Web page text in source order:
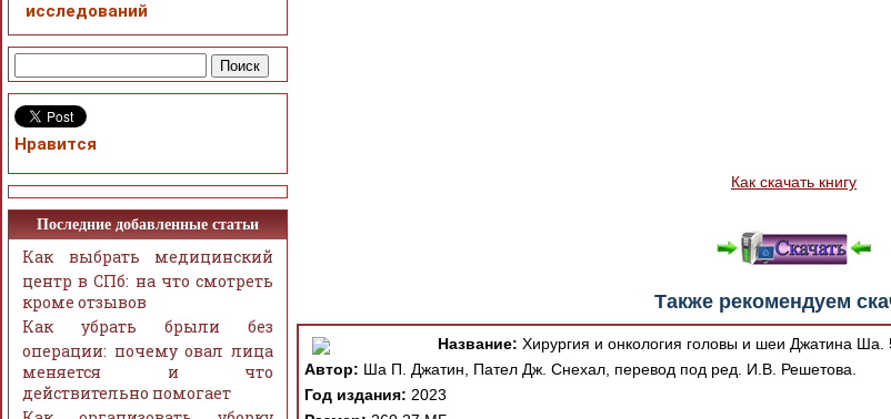
Как скачать книгу
Также рекомендуем
Название: Хирургия и онкология головы и шеи Джатина Ша.
Автор: Ша П. Джатин, Пател Дж. Снехал, перевод под ред. И.В. Решетова.
Год издания: 2023
исследований
Нравится
Последние добавленные статьи
Как выбрать медицинский
центр в СПб: на что смотреть
кроме отзывов
Как убрать брыли без
операции: почему овал лица
меняется и что
действительно помогает